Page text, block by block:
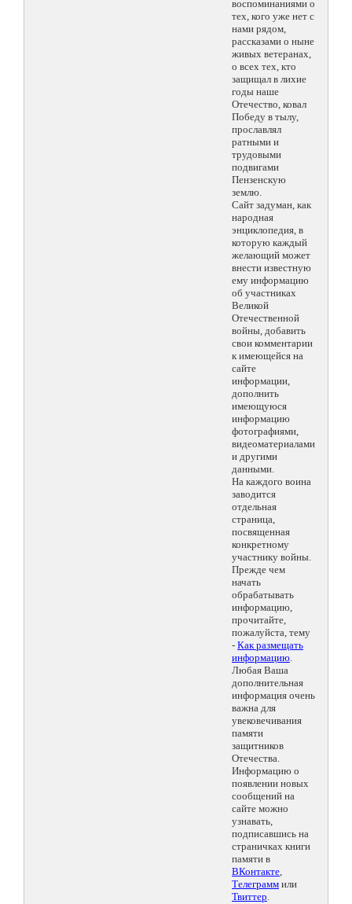
воспоминаниями о
тех, кого уже нет с
нами рядом,
рассказами о ныне
живых ветеранах,
о всех тех, кто
защищал в лихие
годы наше
Отечество, ковал
Победу в тылу,
прославлял
ратными и
трудовыми
подвигами
Пензенскую
землю.
Сайт задуман, как
народная
энциклопедия, в
которую каждый
желающий может
внести известную
ему информацию
об участниках
Великой
Отечественной
войны, добавить
свои комментарии
к имеющейся на
сайте
информации,
дополнить
имеющуюся
информацию
фотографиями,
видеоматериалами
и другими
данными.
На каждого воина
заводится
отдельная
страница,
посвященная
конкретному
участнику войны.
Прежде чем
начать
обрабатывать
информацию,
прочитайте,
пожалуйста, тему
- Как размещать
информацию.
Любая Ваша
дополнительная
информация очень
важна для
увековечивания
памяти
защитников
Отечества.
Информацию о
появлении новых
сообщений на
сайте можно
узнавать,
подписавшись на
страничках книги
памяти в
ВКонтакте,
Телеграмм или
Твиттер.